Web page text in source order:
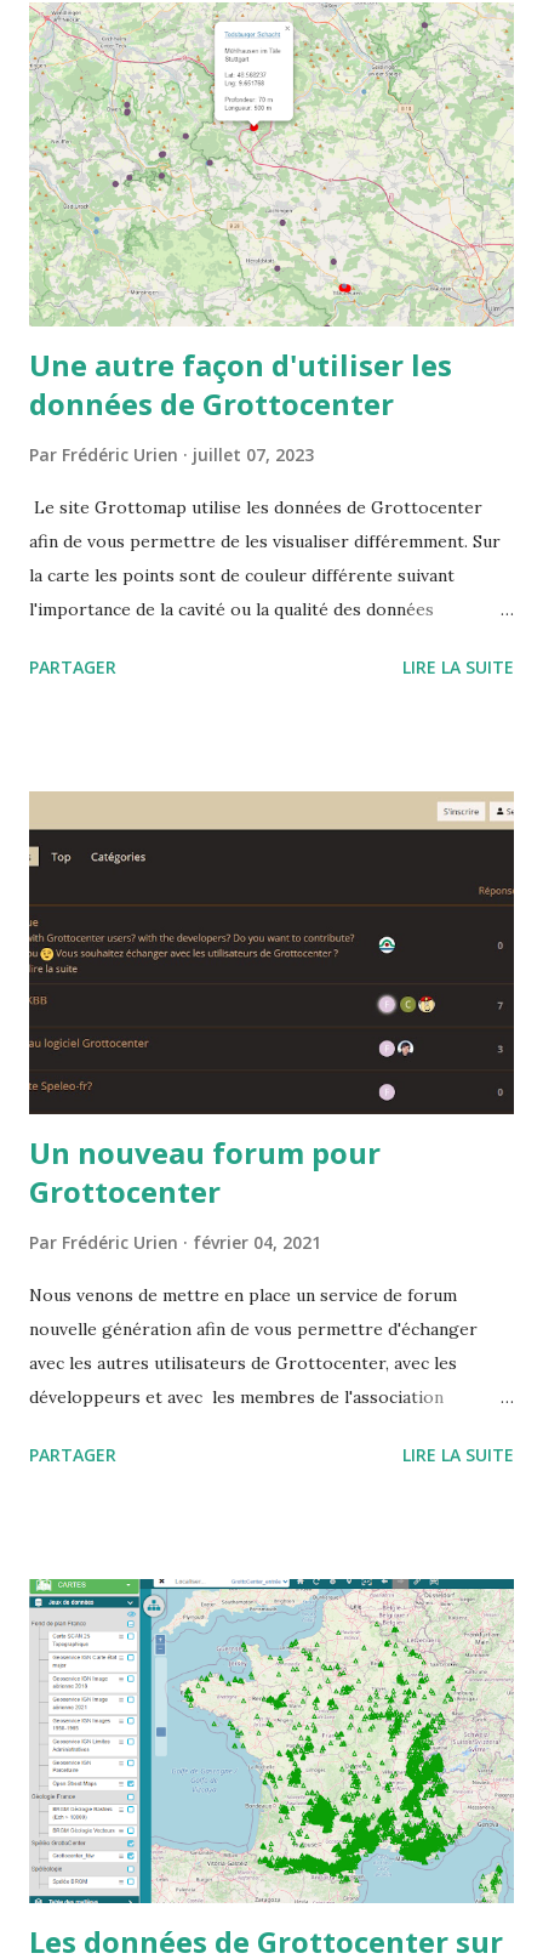
Une autre façon d'utiliser les
données de Grottocenter
Par Frédéric Urien juillet 07, 2023
Le site Grottomap utilise les données de Grottocenter
afin de vous permettre de les visualiser différemment. Sur
la carte les points sont de couleur différente suivant
l'importance de la cavité ou la qualité des données
détaillées mais également les cavités à proximité ou des
PARTAGER LIRE LA SUITE
Un nouveau forum pour
Grottocenter
Par Frédéric Urien février 04, 2021
Nous venons de mettre en place un service de forum
nouvelle génération afin de vous permettre d'échanger
avec les autres utilisateurs de Grottocenter, avec les
développeurs et avec les membres de l'association
est https://grottocenter.discourse.group/
PARTAGER LIRE LA SUITE
Les données de Grottocenter sur